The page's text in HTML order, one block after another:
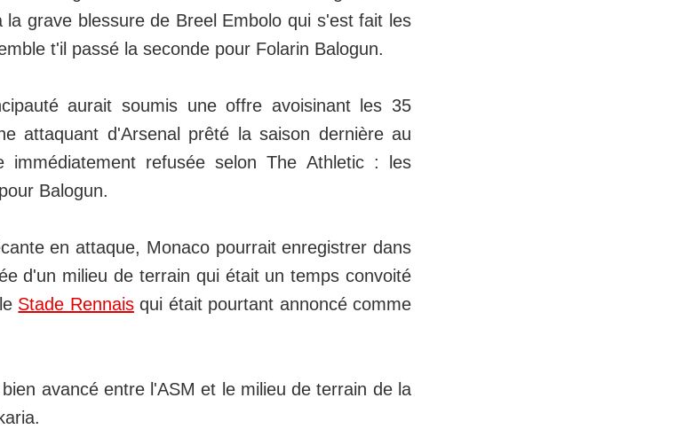
grave blessure de Breel Embolo qui s'est fait les
t'il passé la seconde pour Folarin Balogun.
aurait soumis une offre avoisinant les 35
attaquant d'Arsenal prêté la saison dernière au
immédiatement refusée selon The Athletic : les
Balogun.
en attaque, Monaco pourrait enregistrer dans
d'un milieu de terrain qui était un temps convoité
Stade Rennaisqui était pourtant annoncé comme
avancé entre l'ASM et le milieu de terrain de la